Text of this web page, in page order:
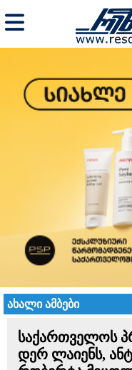
ახალი ამბები
საქართველოს
დერ ლაიენს,